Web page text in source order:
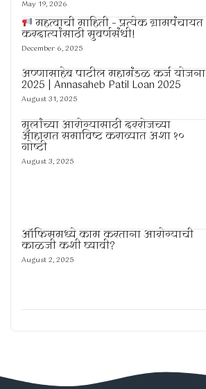
May 19, 2026
महत्वाची माहिती – प्रत्येक ग्रामपंचायत
करदात्यांसाठी सुवर्णसंधी!
December 6, 2025
अण्णासाहेब पाटील महामंडळ कर्ज योजना
2025 | Annasaheb Patil Loan 2025
August 31, 2025
मुलांच्या आरोग्यासाठी दररोजच्या
आहारात समाविष्ट कराव्यात अशा १०
गोष्टी
August 3, 2025
ऑफिसमध्ये काम करताना आरोग्याची
काळजी कशी घ्यावी?
August 2, 2025